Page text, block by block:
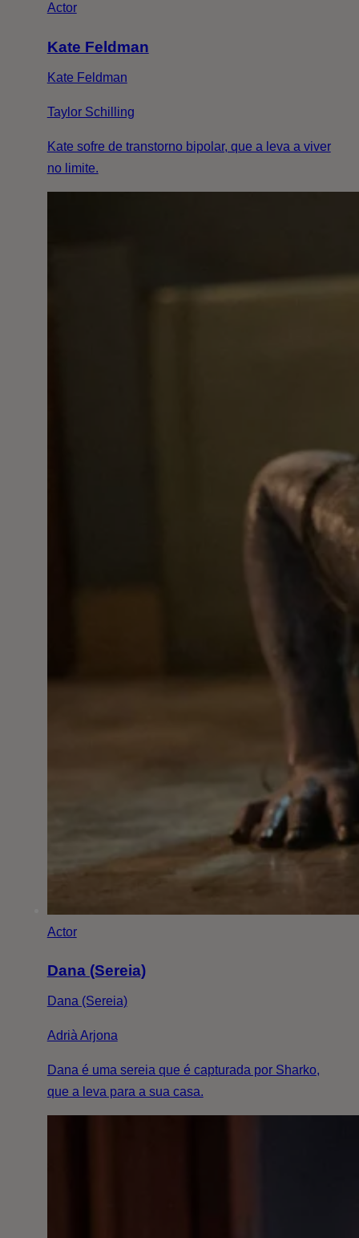
Actor
Kate Feldman
Kate Feldman
Taylor Schilling
Kate sofre de transtorno bipolar, que a leva a viver
no limite.
Actor
Dana (Sereia)
Dana (Sereia)
Adrià Arjona
Dana é uma sereia que é capturada por Sharko,
que a leva para a sua casa.